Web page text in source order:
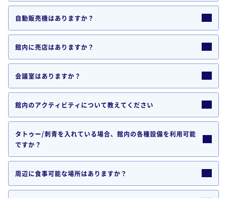
自動販売機はありますか？
館内に売店はありますか？
会議室はありますか？
館内のアクティビティについて教えてください
タトゥー/刺青を入れている場合、館内の各種設備を利用可能
ですか？
周辺に食事可能な場所はありますか？